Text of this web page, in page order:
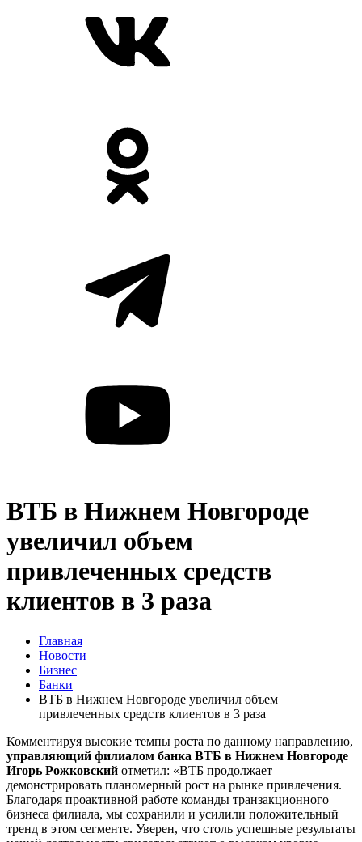
ВТБ в Нижнем Новгороде
увеличил объем
привлеченных средств
клиентов в 3 раза
Главная
Новости
Бизнес
Банки
ВТБ в Нижнем Новгороде увеличил объем
привлеченных средств клиентов в 3 раза
Комментируя высокие темпы роста по данному направлению,
управляющий филиалом банка ВТБ в Нижнем Новгороде
Игорь Рожковский отметил: «ВТБ продолжает
демонстрировать планомерный рост на рынке привлечения.
Благодаря проактивной работе команды транзакционного
бизнеса филиала, мы сохранили и усилили положительный
тренд в этом сегменте. Уверен, что столь успешные результаты